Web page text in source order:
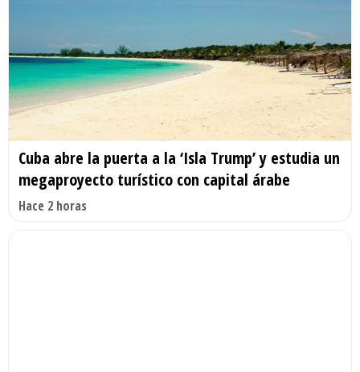
Cuba abre la puerta a la ‘Isla Trump’ y estudia un
megaproyecto turístico con capital árabe
Hace 2 horas